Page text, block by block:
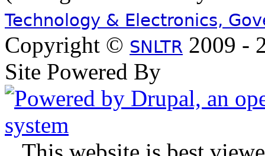
Technology & Electronics,
Copyright © SNLTR 2009 -
Site Powered By